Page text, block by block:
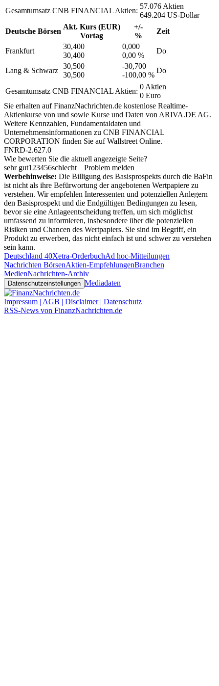
Gesamtumsatz CNB FINANCIAL Aktien:
57.076 Aktien
649.204 US-Dollar
Deutsche Börsen
Akt. Kurs (EUR)
Vortag
+/-
%
Zeit
Frankfurt
30,400
30,400
0,000
0,00 %
Do
Lang & Schwarz
30,500
30,500
-30,700
-100,00 %
Do
Gesamtumsatz CNB FINANCIAL Aktien:
0 Aktien
0 Euro
Sie erhalten auf FinanzNachrichten.de kostenlose Realtime-
Aktienkurse von und sowie Kurse und Daten von ARIVA.DE AG.
Weitere Kennzahlen, Fundamentaldaten und
Unternehmensinformationen zu CNB FINANCIAL
CORPORATION finden Sie aufWallstreet Online.
FNRD-2.627.0
Wie bewerten Sie die aktuell angezeigte Seite?
sehr gut1 23456schlecht
Problem melden
Werbehinweise: Die Billigung des Basisprospekts durch die BaFin
ist nicht als ihre Befürwortung der angebotenen Wertpapiere zu
verstehen. Wir empfehlen Interessenten und potenziellen Anlegern
den Basisprospekt und die Endgültigen Bedingungen zu lesen,
bevor sie eine Anlageentscheidung treffen, um sich möglichst
umfassend zu informieren, insbesondere über die potenziellen
Risiken und Chancen des Wertpapiers. Sie sind im Begriff, ein
Produkt zu erwerben, das nicht einfach ist und schwer zu verstehen
sein kann.
Deutschland 40Xetra-OrderbuchAd hoc-Mitteilungen
Nachrichten BörsenAktien-EmpfehlungenBranchen
MedienNachrichten-Archiv
Datenschutzeinstellungen Mediadaten
Impressum | AGB | Disclaimer | Datenschutz
RSS-News von FinanzNachrichten.de